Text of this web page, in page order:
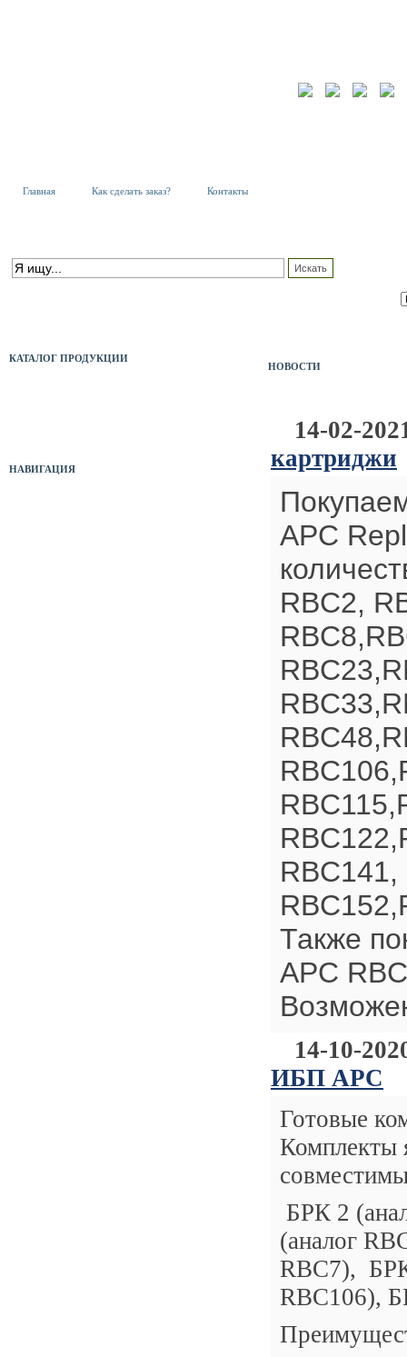
Главная Как сделать заказ? Контакты
КАТАЛОГ ПРОДУКЦИИ
НАВИГАЦИЯ
НОВОСТИ
14-02-
картриджи
APC
RBC2,
Также
APC RBC
14-10-
ИБП APC
Готовые
Комплекты
БРК 2
(аналог
RBC7),
RBC106),